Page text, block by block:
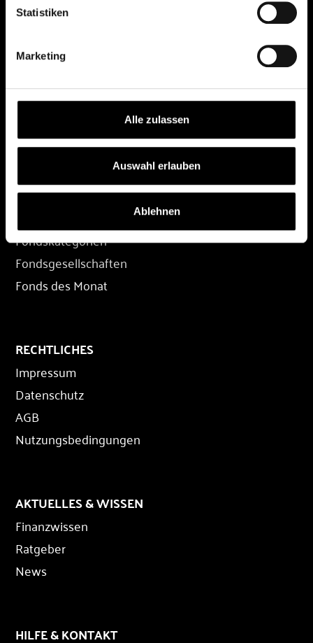
Statistiken
Marketing
Alle zulassen
Auswahl erlauben
Ablehnen
Depot eröffnen
Depot übertragen
Konditionen
FONDS
Fondskategorien
Fondsgesellschaften
Fonds des Monat
RECHTLICHES
Impressum
Datenschutz
AGB
Nutzungsbedingungen
AKTUELLES & WISSEN
Finanzwissen
Ratgeber
News
HILFE & KONTAKT